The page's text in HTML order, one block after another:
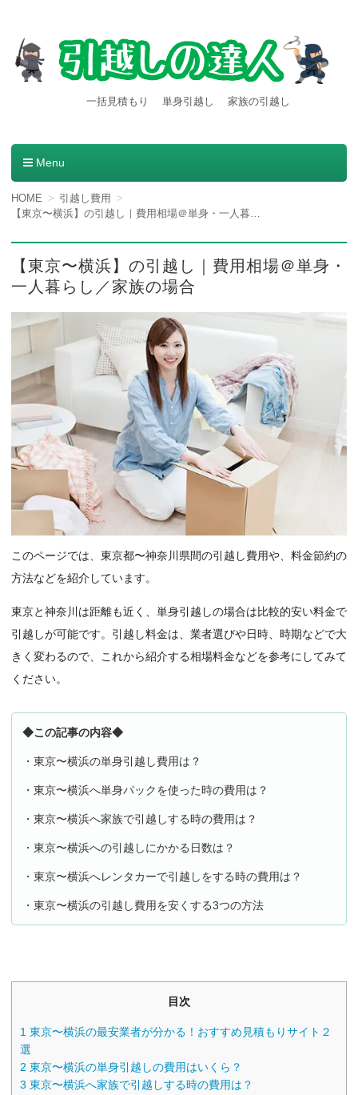
【引越しの達人】東京都内発
引越し料金一括見積もりサービスを利用すると引越し料金
一括見積もり 単身引越し 家族の引越し
Menu
コンテンツへ移動
HOME
引越し費用
【東京〜横浜】の引越し｜費用相場＠単身・一人暮らし／家族の場合
【東京〜横浜】の引越し｜費用相場＠単身・
一人暮らし／家族の場合
このページでは、東京都〜神奈川県間の引越し費用や、料金節約の
方法などを紹介しています。
東京と神奈川は距離も近く、単身引越しの場合は比較的安い料金で
引越しが可能です。引越し料金は、業者選びや日時、時期などで大
きく変わるので、これから紹介する相場料金などを参考にしてみて
ください。
◆この記事の内容◆
・東京〜横浜の単身引越し費用は？
・東京〜横浜へ単身パックを使った時の費用は？
・東京〜横浜へ家族で引越しする時の費用は？
・東京〜横浜への引越しにかかる日数は？
・東京〜横浜へレンタカーで引越しをする時の費用は？
・東京〜横浜の引越し費用を安くする3つの方法
目次
1 東京〜横浜の最安業者が分かる！おすすめ見積もりサイト２
選
2 東京〜横浜の単身引越しの費用はいくら？
3 東京〜横浜へ家族で引越しする時の費用は？